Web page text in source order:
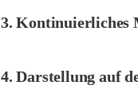
3. Kontinuierliches
4. Darstellung auf